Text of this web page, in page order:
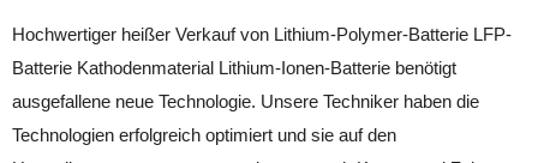
Hochwertiger heißer Verkauf von Lithium-Polymer-Batterie LFP-
Batterie Kathodenmaterial Lithium-Ionen-Batterie benötigt
ausgefallene neue Technologie. Unsere Techniker haben die
Technologien erfolgreich optimiert und sie auf den